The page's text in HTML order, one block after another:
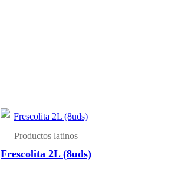
Productos latinos
Frescolita 2L (8uds)